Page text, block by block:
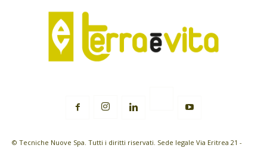
© Tecniche Nuove Spa. Tutti i diritti riservati. Sede legale Via Eritrea 21 -